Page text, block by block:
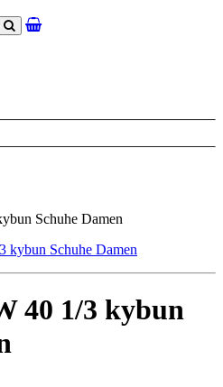
Suchen
Schuhe Damen
40 1/3 kybun